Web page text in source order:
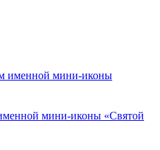
мини-иконы «Святой